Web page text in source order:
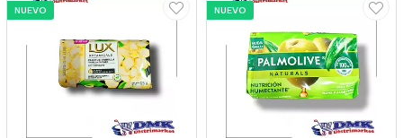
NUEVO NUEVO